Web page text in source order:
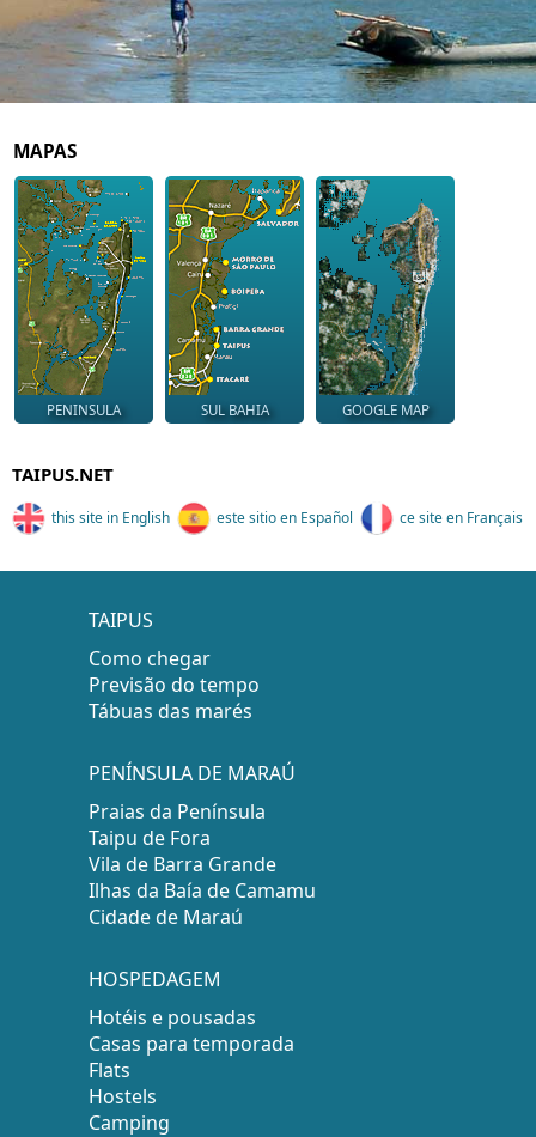
MAPAS
PENINSULA SUL BAHIA GOOGLE MAP
TAIPUS.NET
this site in English este sitio en Español ce site en Français
TAIPUS
Como chegar
Previsão do tempo
Tábuas das marés
PENÍNSULA DE MARAÚ
Praias da Península
Taipu de Fora
Vila de Barra Grande
Ilhas da Baía de Camamu
Cidade de Maraú
HOSPEDAGEM
Hotéis e pousadas
Casas para temporada
Flats
Hostels
Camping